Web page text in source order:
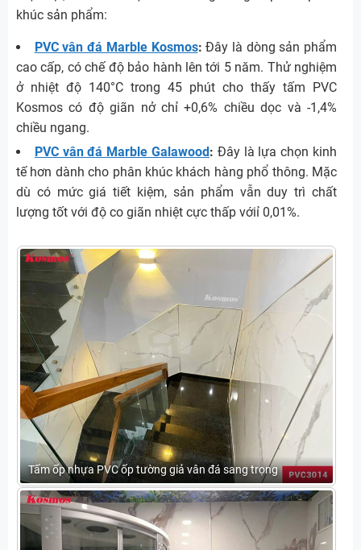
khúc sản phẩm:
PVC vân đá Marble Kosmos: Đây là dòng sản phẩm
cao cấp, có chế độ bảo hành lên tới 5 năm. Thử nghiệm
ở nhiệt độ 140°C trong 45 phút cho thấy tấm PVC
Kosmos có độ giãn nở chỉ +0,6% chiều dọc và -1,4%
chiều ngang.
PVC vân đá Marble Galawood : Đây là lựa chọn kinh
tế hơn dành cho phân khúc khách hàng phổ thông. Mặc
dù có mức giá tiết kiệm, sản phẩm vẫn duy trì chất
lượng tốt với độ co giãn nhiệt cực thấp vớiỉ 0,01%.
Tấm ốp nhựa PVC ốp tường giả vân đá sang trọng